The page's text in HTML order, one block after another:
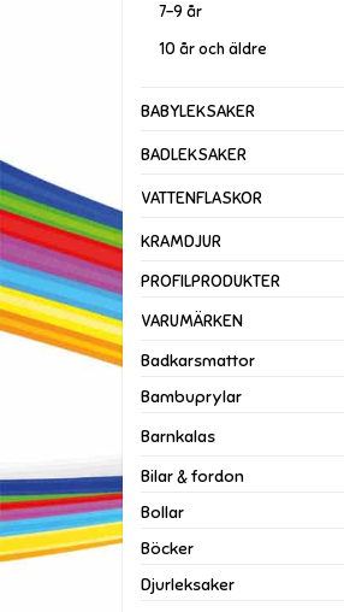
7-9 år
10 år och äldre
BABYLEKSAKER
BADLEKSAKER
VATTENFLASKOR
KRAMDJUR
PROFILPRODUKTER
VARUMÄRKEN
Badkarsmattor
Bambuprylar
Barnkalas
Bilar & fordon
Bollar
Böcker
Djurleksaker